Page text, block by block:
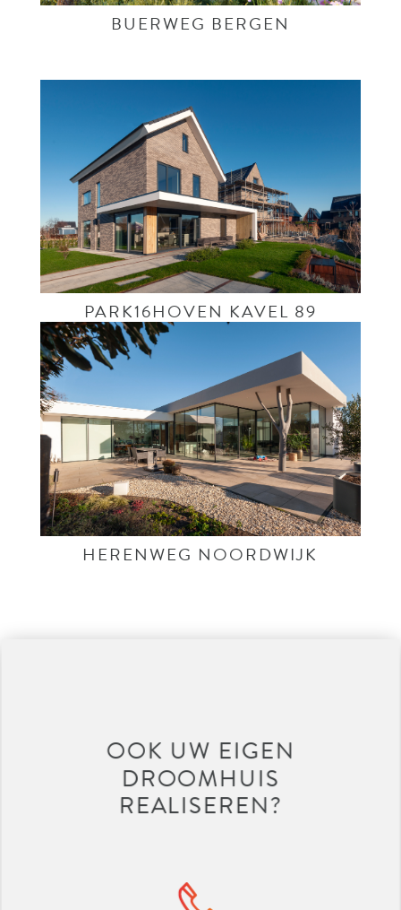
BUERWEG BERGEN
PARK16HOVEN KAVEL 89
HERENWEG NOORDWIJK
OOK UW EIGEN
DROOMHUIS
REALISEREN?